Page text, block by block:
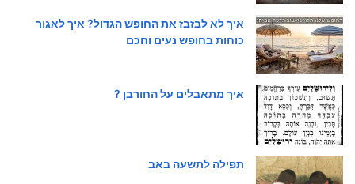
איך לא לבזבז את החופש הגדול? איך לאגור
כוחות בחופש נעים וחכם
איך מתאבלים על החורבן ?
תפילה לתשעה באב